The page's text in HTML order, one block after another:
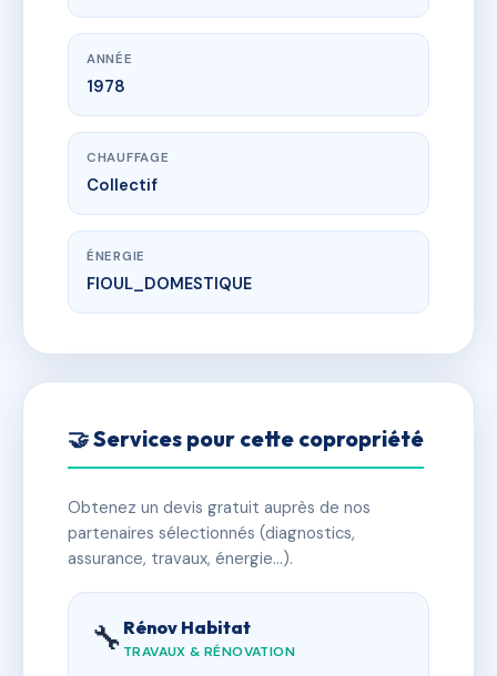
ANNÉE
1978
CHAUFFAGE
Collectif
ÉNERGIE
FIOUL_DOMESTIQUE
🤝 Services pour cette copropriété
Obtenez un devis gratuit auprès de nos
partenaires sélectionnés (diagnostics,
assurance, travaux, énergie…).
🔧 Rénov Habitat
TRAVAUX & RÉNOVATION